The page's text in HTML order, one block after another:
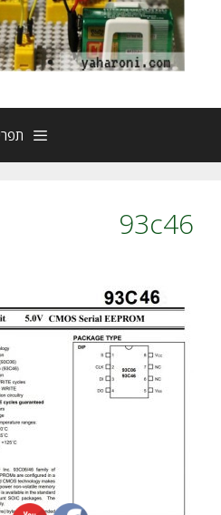
93c46